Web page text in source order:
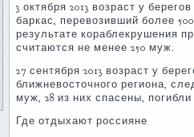
3 октября 2013 возраст у
баркас, перевозивший более
результате кораблекрушения
считаются не менее 250 муж.
27 сентября 2013 возраст у
ближневосточного региона,
муж, 28 из них спасены,
Где отдыхают россияне